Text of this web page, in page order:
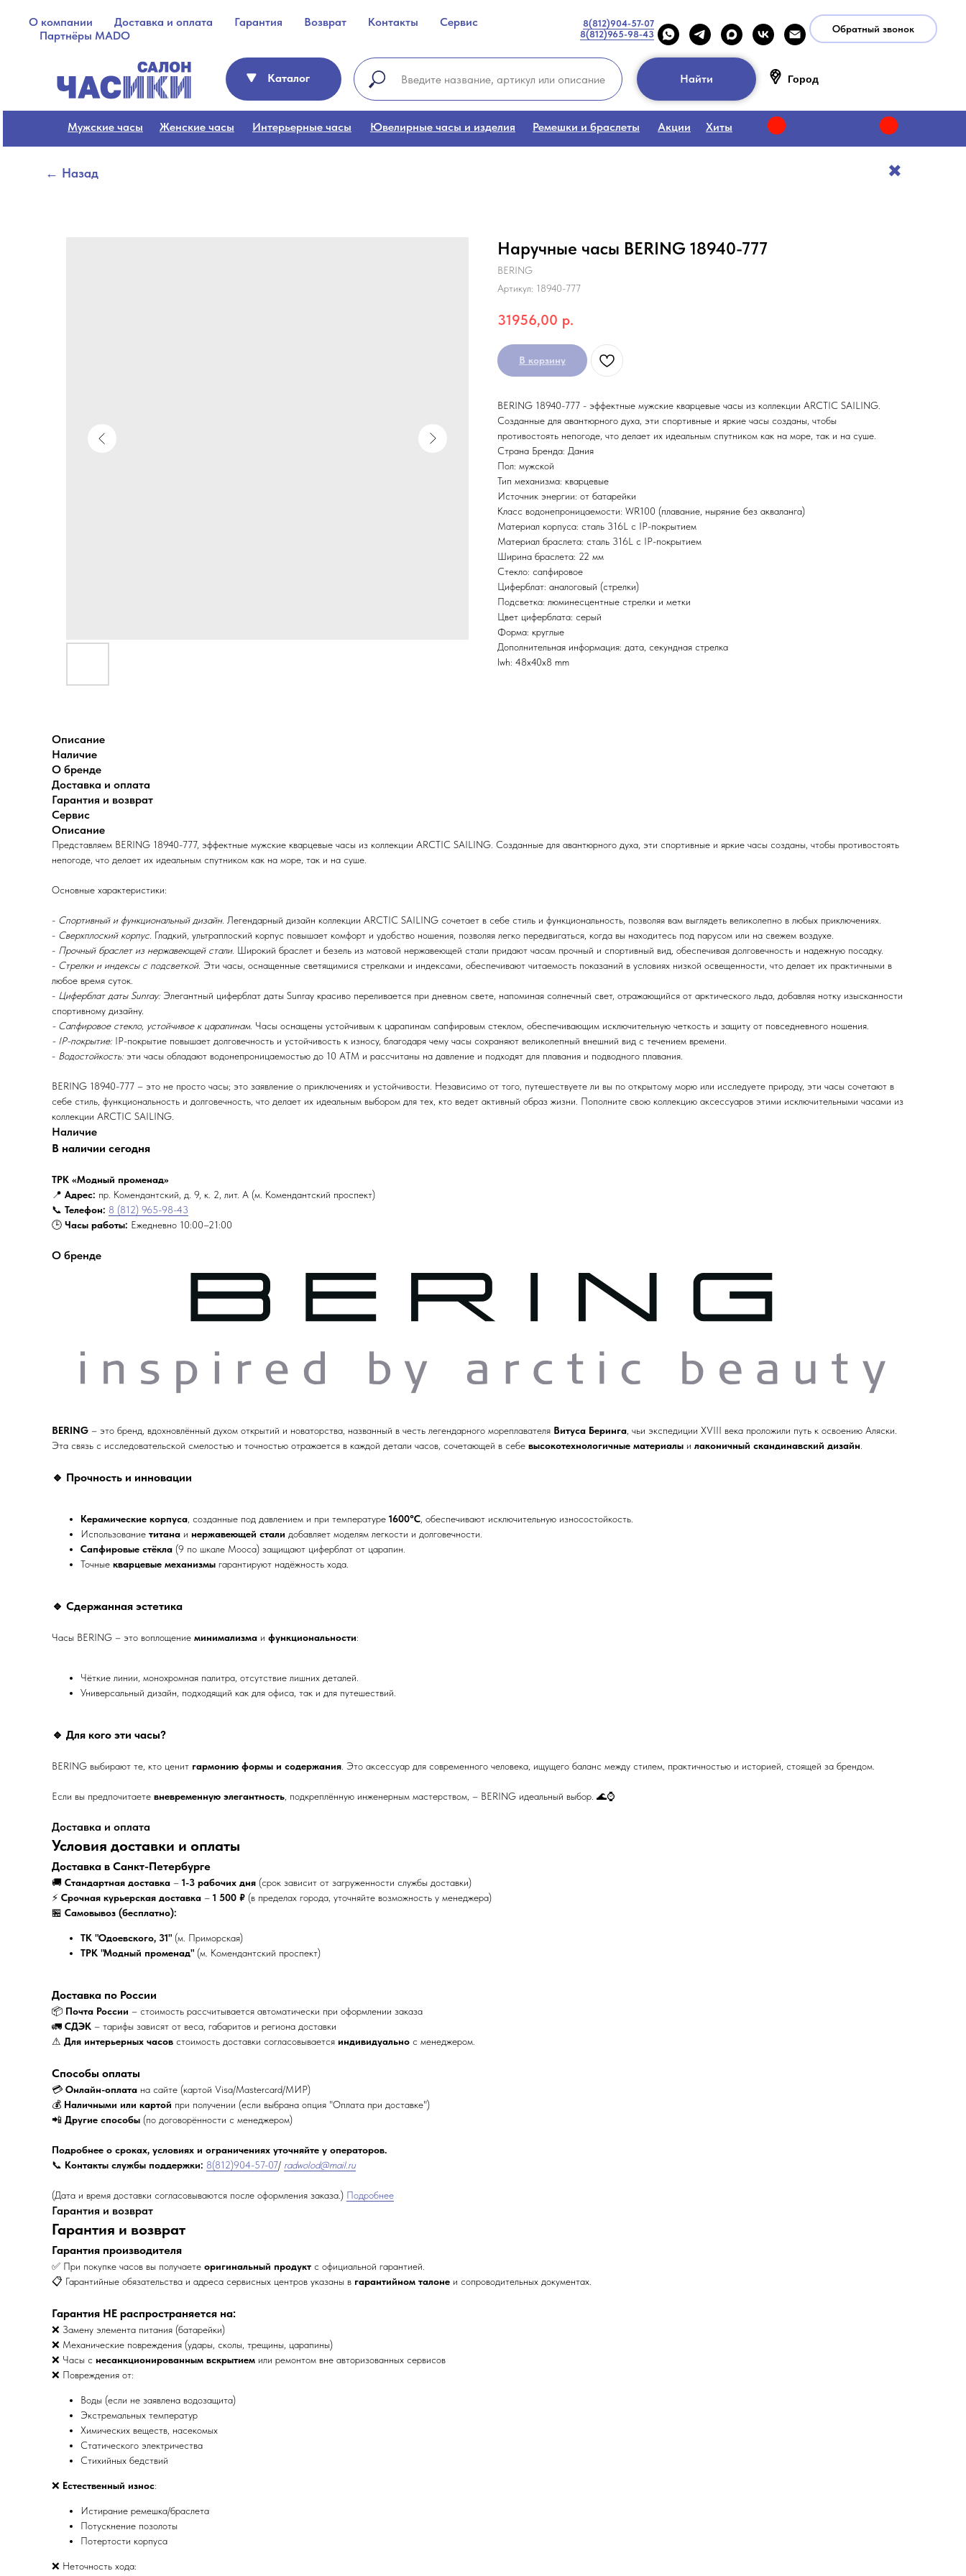
О компании Доставка и оплата Гарантия Возврат Контакты
Сервис
Партнёры MADO
8(812)904-57-07
8(812)965-98-43
Обратный звонок
Найти Город
Мужские часы Женские часы Интерьерные часы Ювелирные часы и изделия Ремешки и браслеты Акции Хиты
← Назад ✖️
Каталог
Наручные часы BERING 18940-777
BERING
Артикул: 18940-777
31956,00 р.
В корзину
BERING 18940-777 - эффектные мужские кварцевые часы из коллекции ARCTIC SAILING.
Созданные для авантюрного духа, эти спортивные и яркие часы созданы, чтобы
противостоять непогоде, что делает их идеальным спутником как на море, так и на суше.
Страна Бренда: Дания
Пол: мужской
Тип механизма: кварцевые
Источник энергии: от батарейки
Класс водонепроницаемости: WR100 (плавание, ныряние без акваланга)
Материал корпуса: сталь 316L с IP-покрытием
Материал браслета: сталь 316L с IP-покрытием
Ширина браслета: 22 мм
Стекло: сапфировое
Циферблат: аналоговый (стрелки)
Подсветка: люминесцентные стрелки и метки
Цвет циферблата: серый
Форма: круглые
Дополнительная информация: дата, секундная стрелка
lwh: 48x40x8 mm
Описание
Наличие
О бренде
Доставка и оплата
Гарантия и возврат
Сервис
Описание
Представляем BERING 18940-777, эффектные мужские кварцевые часы из коллекции ARCTIC SAILING. Созданные для авантюрного духа, эти спортивные и яркие часы созданы, чтобы противостоять
непогоде, что делает их идеальным спутником как на море, так и на суше.
Основные характеристики:
- Спортивный и функциональный дизайн. Легендарный дизайн коллекции ARCTIC SAILING сочетает в себе стиль и функциональность, позволяя вам выглядеть великолепно в любых приключениях.
- Сверхплоский корпус. Гладкий, ультраплоский корпус повышает комфорт и удобство ношения, позволяя легко передвигаться, когда вы находитесь под парусом или на свежем воздухе.
- Прочный браслет из нержавеющей стали. Широкий браслет и безель из матовой нержавеющей стали придают часам прочный и спортивный вид, обеспечивая долговечность и надежную посадку.
- Стрелки и индексы с подсветкой. Эти часы, оснащенные светящимися стрелками и индексами, обеспечивают читаемость показаний в условиях низкой освещенности, что делает их практичными в
любое время суток.
- Циферблат даты Sunray:Элегантный циферблат даты Sunray красиво переливается при дневном свете, напоминая солнечный свет, отражающийся от арктического льда, добавляя нотку изысканности
спортивному дизайну.
- Сапфировое стекло, устойчивое к царапинам. Часы оснащены устойчивым к царапинам сапфировым стеклом, обеспечивающим исключительную четкость и защиту от повседневного ношения.
- IP-покрытие:IP-покрытие повышает долговечность и устойчивость к износу, благодаря чему часы сохраняют великолепный внешний вид с течением времени.
- Водостойкость:эти часы обладают водонепроницаемостью до 10 АТМ и рассчитаны на давление и подходят для плавания и подводного плавания.
BERING 18940-777 – это не просто часы; это заявление о приключениях и устойчивости. Независимо от того, путешествуете ли вы по открытому морю или исследуете природу, эти часы сочетают в
себе стиль, функциональность и долговечность, что делает их идеальным выбором для тех, кто ведет активный образ жизни. Пополните свою коллекцию аксессуаров этими исключительными часами из
коллекции ARCTIC SAILING.
Наличие
В наличии сегодня
ТРК «Модный променад»
📍 Адрес: пр. Комендантский, д. 9, к. 2, лит. А (м. Комендантский проспект)
📞 Телефон: 8 (812) 965-98-43
🕒 Часы работы: Ежедневно 10:00–21:00
О бренде
BERING – это бренд, вдохновлённый духом открытий и новаторства, названный в честь легендарного мореплавателя Витуса Беринга, чьи экспедиции XVIII века проложили путь к освоению Аляски.
Эта связь с исследовательской смелостью и точностью отражается в каждой детали часов, сочетающей в себе высокотехнологичные материалы и лаконичный скандинавский дизайн.
🔹 Прочность и инновации
Керамические корпуса, созданные под давлением и при температуре 1600°C, обеспечивают исключительную износостойкость.
Использование титана и нержавеющей стали добавляет моделям легкости и долговечности.
Сапфировые стёкла (9 по шкале Мооса) защищают циферблат от царапин.
Точные кварцевые механизмы гарантируют надёжность хода.
🔹 Сдержанная эстетика
Часы BERING – это воплощение минимализма и функциональности:
Чёткие линии, монохромная палитра, отсутствие лишних деталей.
Универсальный дизайн, подходящий как для офиса, так и для путешествий.
🔹 Для кого эти часы?
BERING выбирают те, кто ценит гармонию формы и содержания. Это аксессуар для современного человека, ищущего баланс между стилем, практичностью и историей, стоящей за брендом.
Если вы предпочитаете вневременную элегантность, подкреплённую инженерным мастерством, – BERING идеальный выбор. 🌊⌚
Доставка и оплата
Условия доставки и оплаты
Доставка в Санкт-Петербурге
🚚 Стандартная доставка – 1-3 рабочих дня (срок зависит от загруженности службы доставки)
⚡ Срочная курьерская доставка – 1 500 ₽ (в пределах города, уточняйте возможность у менеджера)
🏪 Самовывоз (бесплатно):
ТК "Одоевского, 31" (м. Приморская)
ТРК "Модный променад" (м. Комендантский проспект)
Доставка по России
📦 Почта России – стоимость рассчитывается автоматически при оформлении заказа
🚛 СДЭК – тарифы зависят от веса, габаритов и региона доставки
⚠ Для интерьерных часов стоимость доставки согласовывается индивидуально с менеджером.
Способы оплаты
💳 Онлайн-оплата на сайте (картой Visa/Mastercard/МИР)
💰 Наличными или картой при получении (если выбрана опция "Оплата при доставке")
📲 Другие способы (по договорённости с менеджером)
Подробнее о сроках, условиях и ограничениях уточняйте у операторов.
📞 Контакты службы поддержки: 8(812)904-57-07/ radwolod@mail.ru
(Дата и время доставки согласовываются после оформления заказа.) Подробнее
Гарантия и возврат
Гарантия и возврат
Гарантия производителя
✅ При покупке часов вы получаете оригинальный продукт с официальной гарантией.
📋 Гарантийные обязательства и адреса сервисных центров указаны в гарантийном талоне и сопроводительных документах.
Гарантия НЕ распространяется на:
❌ Замену элемента питания (батарейки)
❌ Механические повреждения (удары, сколы, трещины, царапины)
❌ Часы с несанкционированным вскрытием или ремонтом вне авторизованных сервисов
❌ Повреждения от:
Воды (если не заявлена водозащита)
Экстремальных температур
Химических веществ, насекомых
Статического электричества
Стихийных бедствий
❌ Естественный износ:
Истирание ремешка/браслета
Потускнение позолоты
Потертости корпуса
❌ Неточность хода: